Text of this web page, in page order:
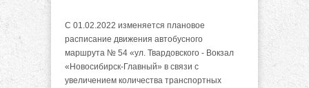
С 01.02.2022 изменяется плановое
расписание движения автобусного
маршрута № 54 «ул. Твардовского - Вокзал
«Новосибирск-Главный» в связи с
увеличением количества транспортных